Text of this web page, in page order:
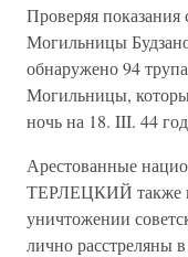
Проверяя
Могильницы
обнаружено 94
Могильницы,
ночь на 18. III. 44
Арестованные
ТЕРЛЕЦКИЙ также
уничтожении
лично расстреляны